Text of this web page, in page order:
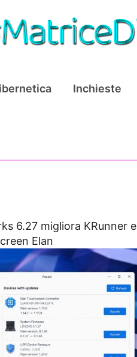
Inchieste
6.27 migliora KRunner e
Elan